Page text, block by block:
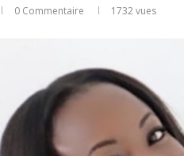
0 Commentaire 1732vues